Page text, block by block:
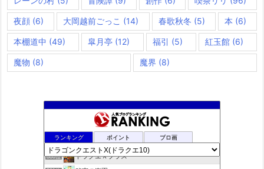
夜顔 (6) 大岡越前ごっこ (14) 春歌秋冬 (5) 本 (6)
本棚道中 (49) 皐月亭 (12) 福引 (5) 紅玉館(6)
魔物 (8) 魔界 (8)
ランキング ポイント ブロ画
MASATOのアメブロ
879位 夢路電信草紙
880位 ドラクエＸプラス